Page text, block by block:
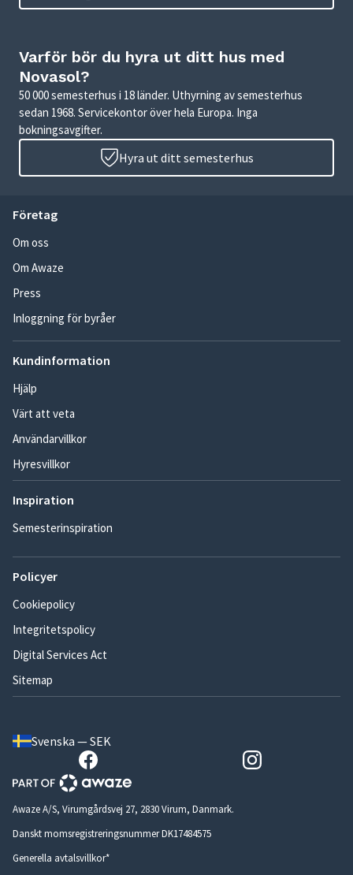
Varför bör du hyra ut ditt hus med
Novasol?
50 000 semesterhus i 18 länder. Uthyrning av semesterhus
sedan 1968. Servicekontor över hela Europa. Inga
bokningsavgifter.
Hyra ut ditt semesterhus
Företag
Om oss
Om Awaze
Press
Inloggning för byråer
Kundinformation
Hjälp
Värt att veta
Användarvillkor
Hyresvillkor
Inspiration
Semesterinspiration
Policyer
Cookiepolicy
Integritetspolicy
Digital Services Act
Sitemap
Svenska — SEK
Awaze A/S, Virumgårdsvej 27, 2830 Virum, Danmark.
Danskt momsregistreringsnummer DK17484575
Generella avtalsvillkor*